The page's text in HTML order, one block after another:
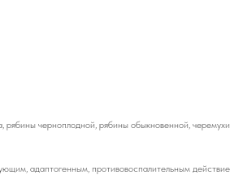
рябины черноплодной, рябины обыкновенной,
адаптогенным, противовоспалительным